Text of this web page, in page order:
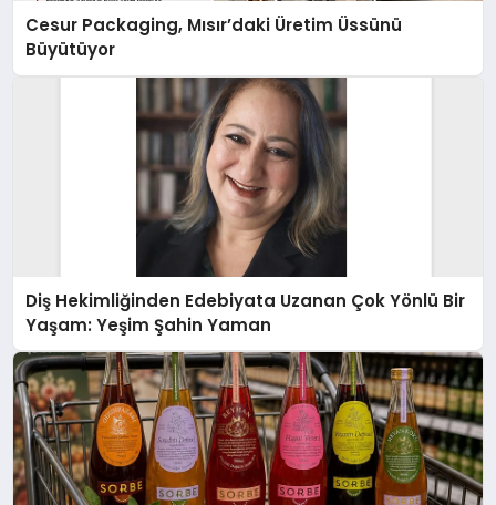
Cesur Packaging, Mısır’daki Üretim Üssünü
Büyütüyor
Diş Hekimliğinden Edebiyata Uzanan Çok Yönlü Bir
Yaşam: Yeşim Şahin Yaman